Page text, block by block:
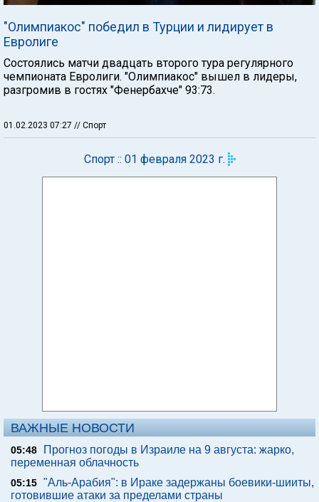
"Олимпиакос" победил в Турции и лидирует в
Евролиге
Состоялись матчи двадцать второго тура регулярного
чемпионата Евролиги. "Олимпиакос" вышел в лидеры,
разгромив в гостях "Фенербахче" 93:73.
01.02.2023 07:27 // Спорт
Спорт :: 01 февраля 2023 г.
ВАЖНЫЕ НОВОСТИ
05:48
Прогноз погоды в Израиле на 9 августа: жарко,
переменная облачность
05:15 "Аль-Арабия": в Ираке задержаны боевики-шииты,
готовившие атаки за пределами страны